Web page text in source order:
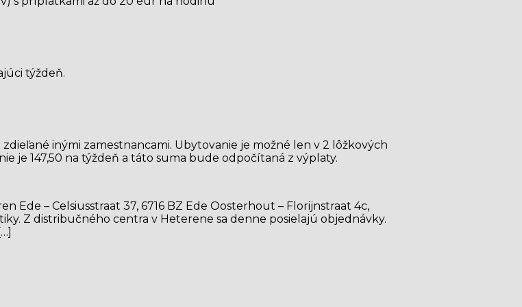
týždeň.
inými zamestnancami. Ubytovanie je možné len v 2 lôžkových
je 147,50 na týždeň a táto suma bude odpočítaná z výplaty.
Ede – Celsiusstraat 37, 6716 BZ Ede Oosterhout – Florijnstraat 4c,
Z distribučného centra v Heterene sa denne posielajú objednávky.